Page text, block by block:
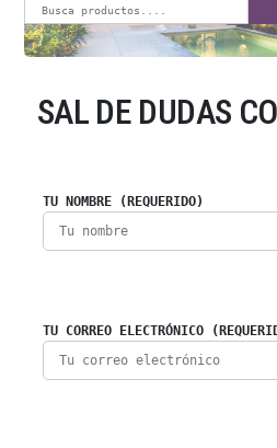
SAL DE DUDAS
TU NOMBRE (REQUERIDO)
TU CORREO ELECTRÓNICO